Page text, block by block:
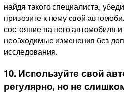
найдя такого специалиста,
привозите к нему свой
состояние вашего автомобиля и
необходимые изменения без
исследования.
10. Используйте свой
регулярно, но не